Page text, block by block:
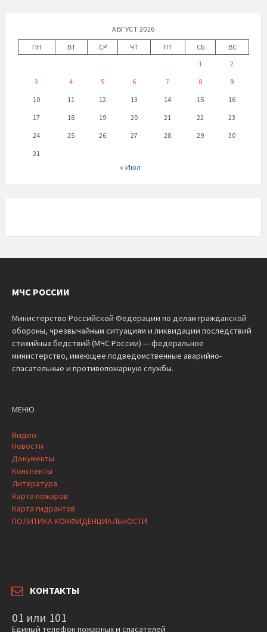
АВГУСТ 2026
ПН
ВТ СР ЧТ ПТ СБ
ВС
1
2
3
4 5 6 7 8
9
10
11 12 13 14 15
16
17
18 19 20 21 22
23
24
25 26 27 28 29
30
31
« Июл
МЧС РОССИИ
Министерство Российской Федерации по делам гражданской
обороны, чрезвычайным ситуациям и ликвидации последствий
стихийных бедствий (МЧС России) — федеральное
министерство, имеющее подведомственные аварийно-
спасательные и противопожарную службы.
МЕНЮ
Видео
Новости
Документы
Конспекты
Литература
Карта пожаров
Карта гидрантов
ПОЛИТИКА КОНФИДЕНЦИАЛЬНОСТИ
КОНТАКТЫ
01 или 101
Единый телефон пожарных и спасателей